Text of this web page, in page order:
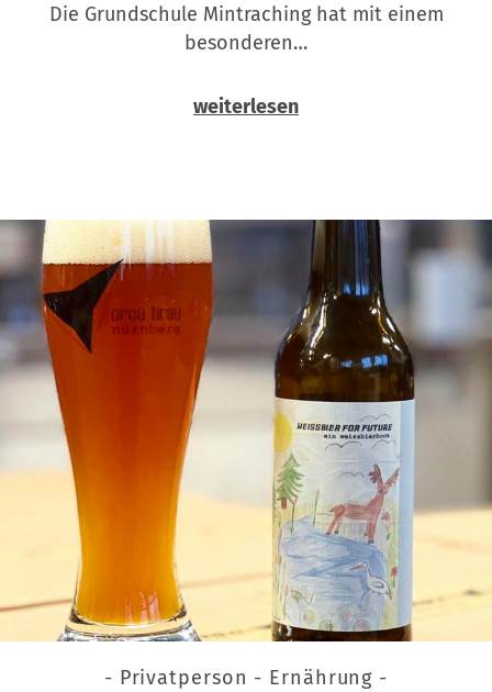
Die Grundschule Mintraching hat mit einem
besonderen…
weiterlesen
- Privatperson - Ernährung -